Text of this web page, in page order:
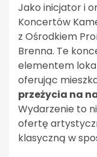
Jako inicjator i
Koncertów
z Ośrodkiem
Brenna. Te
elementem
oferując
przeżycia na
Wydarzenie to
ofertę
klasyczną w